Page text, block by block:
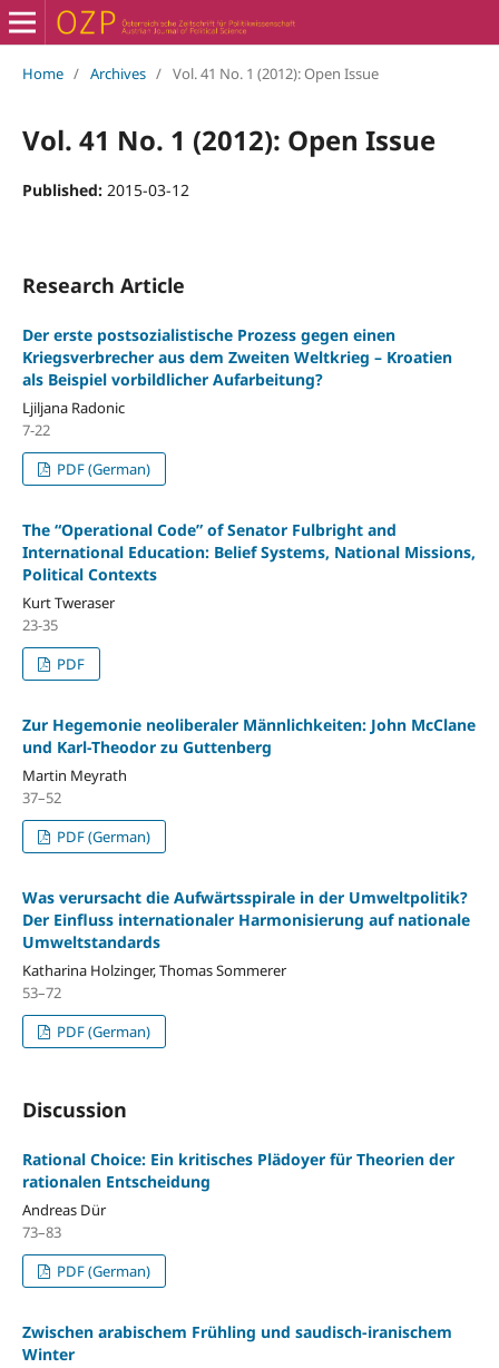
Home / Archives / Vol. 41 No. 1 (2012): Open Issue
Vol. 41 No. 1 (2012): Open Issue
Published: 2015-03-12
Research Article
Der erste postsozialistische Prozess gegen einen
Kriegsverbrecher aus dem Zweiten Weltkrieg – Kroatien
als Beispiel vorbildlicher Aufarbeitung?
Ljiljana Radonic
7-22
PDF (German)
The “Operational Code” of Senator Fulbright and
International Education: Belief Systems, National Missions,
Political Contexts
Kurt Tweraser
23-35
PDF
Zur Hegemonie neoliberaler Männlichkeiten: John McClane
und Karl-Theodor zu Guttenberg
Martin Meyrath
37–52
PDF (German)
Was verursacht die Aufwärtsspirale in der Umweltpolitik?
Der Einfluss internationaler Harmonisierung auf nationale
Umweltstandards
Katharina Holzinger, Thomas Sommerer
53–72
PDF (German)
Discussion
Rational Choice: Ein kritisches Plädoyer für Theorien der
rationalen Entscheidung
Andreas Dür
73–83
PDF (German)
Zwischen arabischem Frühling und saudisch-iranischem
Winter